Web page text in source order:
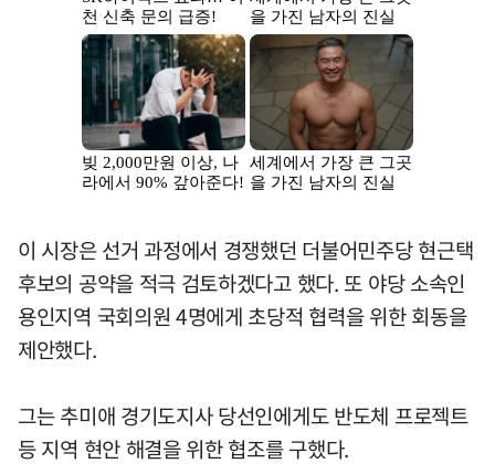
이 시장은 선거 과정에서 경쟁했던 더불어민주당 현근택
후보의 공약을 적극 검토하겠다고 했다. 또 야당 소속인
용인지역 국회의원 4명에게 초당적 협력을 위한 회동을
제안했다.
그는 추미애 경기도지사 당선인에게도 반도체 프로젝트
등 지역 현안 해결을 위한 협조를 구했다.